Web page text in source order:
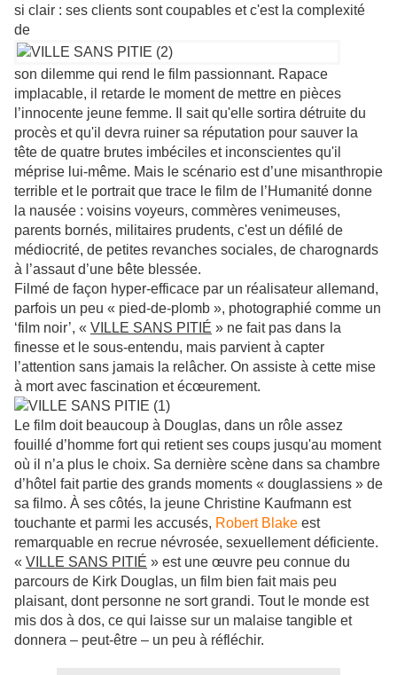
si clair : ses clients sont coupables et c'est la complexité
de
son dilemme qui rend le film passionnant. Rapace
implacable, il retarde le moment de mettre en pièces
l’innocente jeune femme. Il sait qu'elle sortira détruite du
procès et qu'il devra ruiner sa réputation pour sauver la
tête de quatre brutes imbéciles et inconscientes qu'il
méprise lui-même. Mais le scénario est d’une misanthropie
terrible et le portrait que trace le film de l’Humanité donne
la nausée : voisins voyeurs, commères venimeuses,
parents bornés, militaires prudents, c'est un défilé de
médiocrité, de petites revanches sociales, de charognards
à l’assaut d’une bête blessée.
Filmé de façon hyper-efficace par un réalisateur allemand,
parfois un peu « pied-de-plomb », photographié comme un
‘film noir’, « VILLE SANS PITIÉ » ne fait pas dans la
finesse et le sous-entendu, mais parvient à capter
l’attention sans jamais la relâcher. On assiste à cette mise
à mort avec fascination et écœurement.
Le film doit beaucoup à Douglas, dans un rôle assez
fouillé d’homme fort qui retient ses coups jusqu'au moment
où il n’a plus le choix. Sa dernière scène dans sa chambre
d’hôtel fait partie des grands moments « douglassiens » de
sa filmo. À ses côtés, la jeune Christine Kaufmann est
touchante et parmi les accusés, Robert Blake est
remarquable en recrue névrosée, sexuellement déficiente.
« VILLE SANS PITIÉ » est une œuvre peu connue du
parcours de Kirk Douglas, un film bien fait mais peu
plaisant, dont personne ne sort grandi. Tout le monde est
mis dos à dos, ce qui laisse sur un malaise tangible et
donnera – peut-être – un peu à réfléchir.